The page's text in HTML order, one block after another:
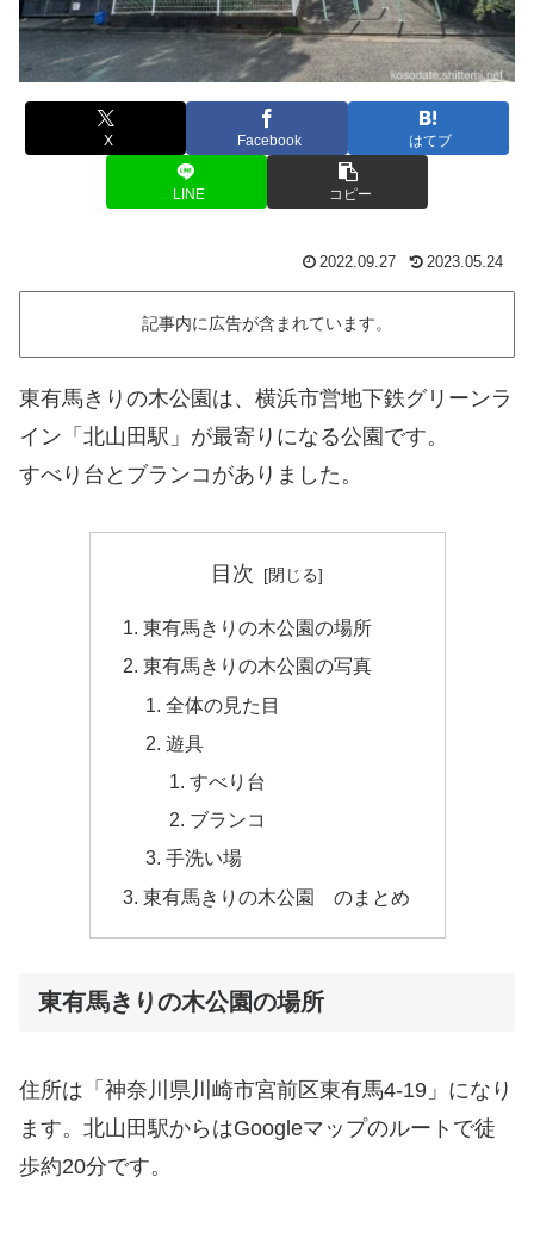
X Facebook はてブ
LINE コピー
2022.09.27 2023.05.24
記事内に広告が含まれています。
東有馬きりの木公園は、横浜市営地下鉄グリーンラ
イン「北山田駅」が最寄りになる公園です。
すべり台とブランコがありました。
目次
東有馬きりの木公園の場所
東有馬きりの木公園の写真
全体の見た目
遊具
すべり台
ブランコ
手洗い場
東有馬きりの木公園 のまとめ
東有馬きりの木公園の場所
住所は「神奈川県川崎市宮前区東有馬4-19」になり
ます。北山田駅からはGoogleマップのルートで徒
歩約20分です。